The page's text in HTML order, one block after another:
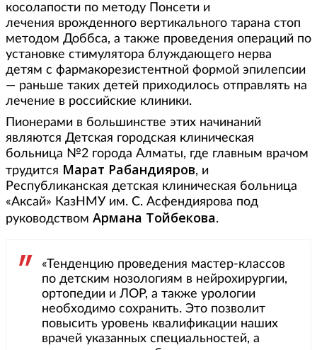
косолапости по методу Понсети и
лечения врожденного вертикального тарана стоп
методом Доббса, а также проведения операций по
установке стимулятора блуждающего нерва
детям с фармакорезистентной формой эпилепсии
— раньше таких детей приходилось отправлять на
лечение в российские клиники.
Пионерами в большинстве этих начинаний
являются Детская городская клиническая
больница №2 города Алматы, где главным врачом
трудится Марат Рабандияров, и
Республиканская детская клиническая больница
«Аксай» КазНМУ им. С. Асфендиярова под
руководством Армана Тойбекова.
«Тенденцию проведения мастер-классов
по детским нозологиям в нейрохирургии,
ортопедии и ЛОР, а также урологии
необходимо сохранить. Это позволит
повысить уровень квалификации наших
врачей указанных специальностей, а